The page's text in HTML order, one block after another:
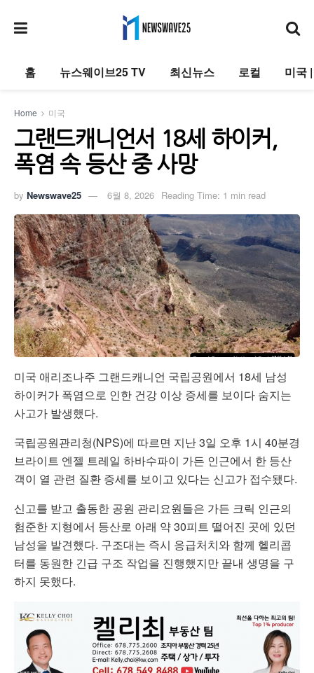
홈 뉴스웨이브25 TV 최신뉴스 로컬 미국
Home 미국
그랜드캐니언서 18세 하이커,
폭염 속 등산 중 사망
by Newswave25 6월 8, 2026 Reading Time: 1 min read
미국 애리조나주 그랜드캐니언 국립공원에서 18세 남성
하이커가 폭염으로 인한 건강 이상 증세를 보이다 숨지는
사고가 발생했다.
국립공원관리청(NPS)에 따르면 지난 3일 오후 1시 40분경
브라이트 엔젤 트레일 하바수파이 가든 인근에서 한 등산
객이 열 관련 질환 증세를 보이고 있다는 신고가 접수됐다.
신고를 받고 출동한 공원 관리요원들은 가든 크릭 인근의
험준한 지형에서 등산로 아래 약 30피트 떨어진 곳에 있던
남성을 발견했다. 구조대는 즉시 응급처치와 함께 헬리콥
터를 동원한 긴급 구조 작업을 진행했지만 끝내 생명을 구
하지 못했다.